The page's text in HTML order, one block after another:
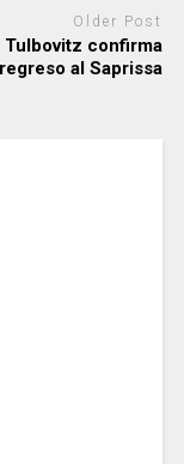
Older Post
Tulbovitz confirma
al Saprissa